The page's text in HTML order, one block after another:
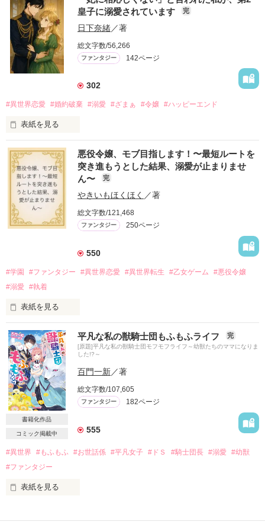
皇子に溺愛されています
完
日下奈緒／著
総文字数/56,266
ファンタジー 142ページ
302
#異世界恋愛 #婚約破棄 #溺愛 #ざまぁ #令嬢 #ハッピーエンド
表紙を見る
「地味な令嬢は妃に相応しくない」──そう言い放ち、セレナと
の婚約を一方的に破棄した子爵令息ユリウス。彼が次に選んだ
のは、派手な伯爵令嬢エヴァだった。貴族たちの笑いものとな
る中、手を差し伸べてくれたのは、幼馴染の第2皇子・カイ
ル。「俺と婚約すれば、見返してやれるだろう？」ただの復讐
のはずだった。けれど──これは、彼の一途な溺愛の始まり。
悪役令嬢、モブ目指します！〜最短ルートを
突き進もうとした結果、溺愛が止まりませ
ん〜
完
やきいもほくほく ／著
総文字数/121,468
ファンタジー 250ページ
550
#学園 #ファンタジー #異世界恋愛 #異世界転生 #乙女ゲーム
#悪役令嬢
#溺愛 #執着
表紙を見る
୨୧‥∵‥‥∵‥‥∵‥‥∵‥‥∵‥‥∵‥୨୧
『悪役令嬢が幸せへの最短ルートを突き進もうとした結果、王
太子からの溺愛が止まりません』
電子書籍が発売中
୨୧‥∵‥‥∵‥‥∵‥‥∵‥‥∵‥‥∵‥୨୧
トリニティ・フローレスは侯爵家の一人娘。
天使のような見た目をした彼女は、この国の第二王子であるダ
リルとの婚約を機に豹変する。
そんなよくある乙女ゲームのよくある悪役令嬢に転生したアラ
サー社畜は考えた。
んか？)
そう思っているのに、何かがおかしい。
書籍化作品
コミック掲載中
平凡な私の獣騎士団もふもふライフ 完
[原題]平凡な私の獣騎士団モフモフライフ～幼獣たちのママになりま
した!?～
百門一新／著
総文字数/107,605
ファンタジー 182ページ
555
#異世界 #もふもふ #お世話係 #平凡女子 #ドＳ #騎士団長 #溺愛 #幼獣
#ファンタジー
表紙を見る
就職試験に落ちまくりだったある日、